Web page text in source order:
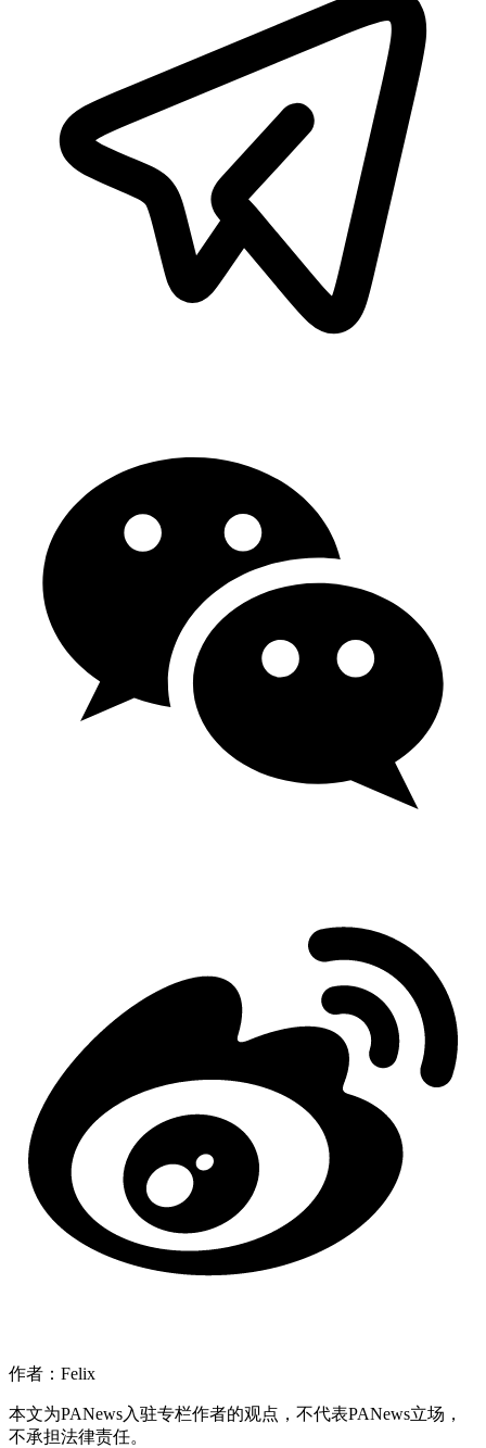
作者：Felix
本文为PANews入驻专栏作者的观点，不代表PANews立场，
不承担法律责任。